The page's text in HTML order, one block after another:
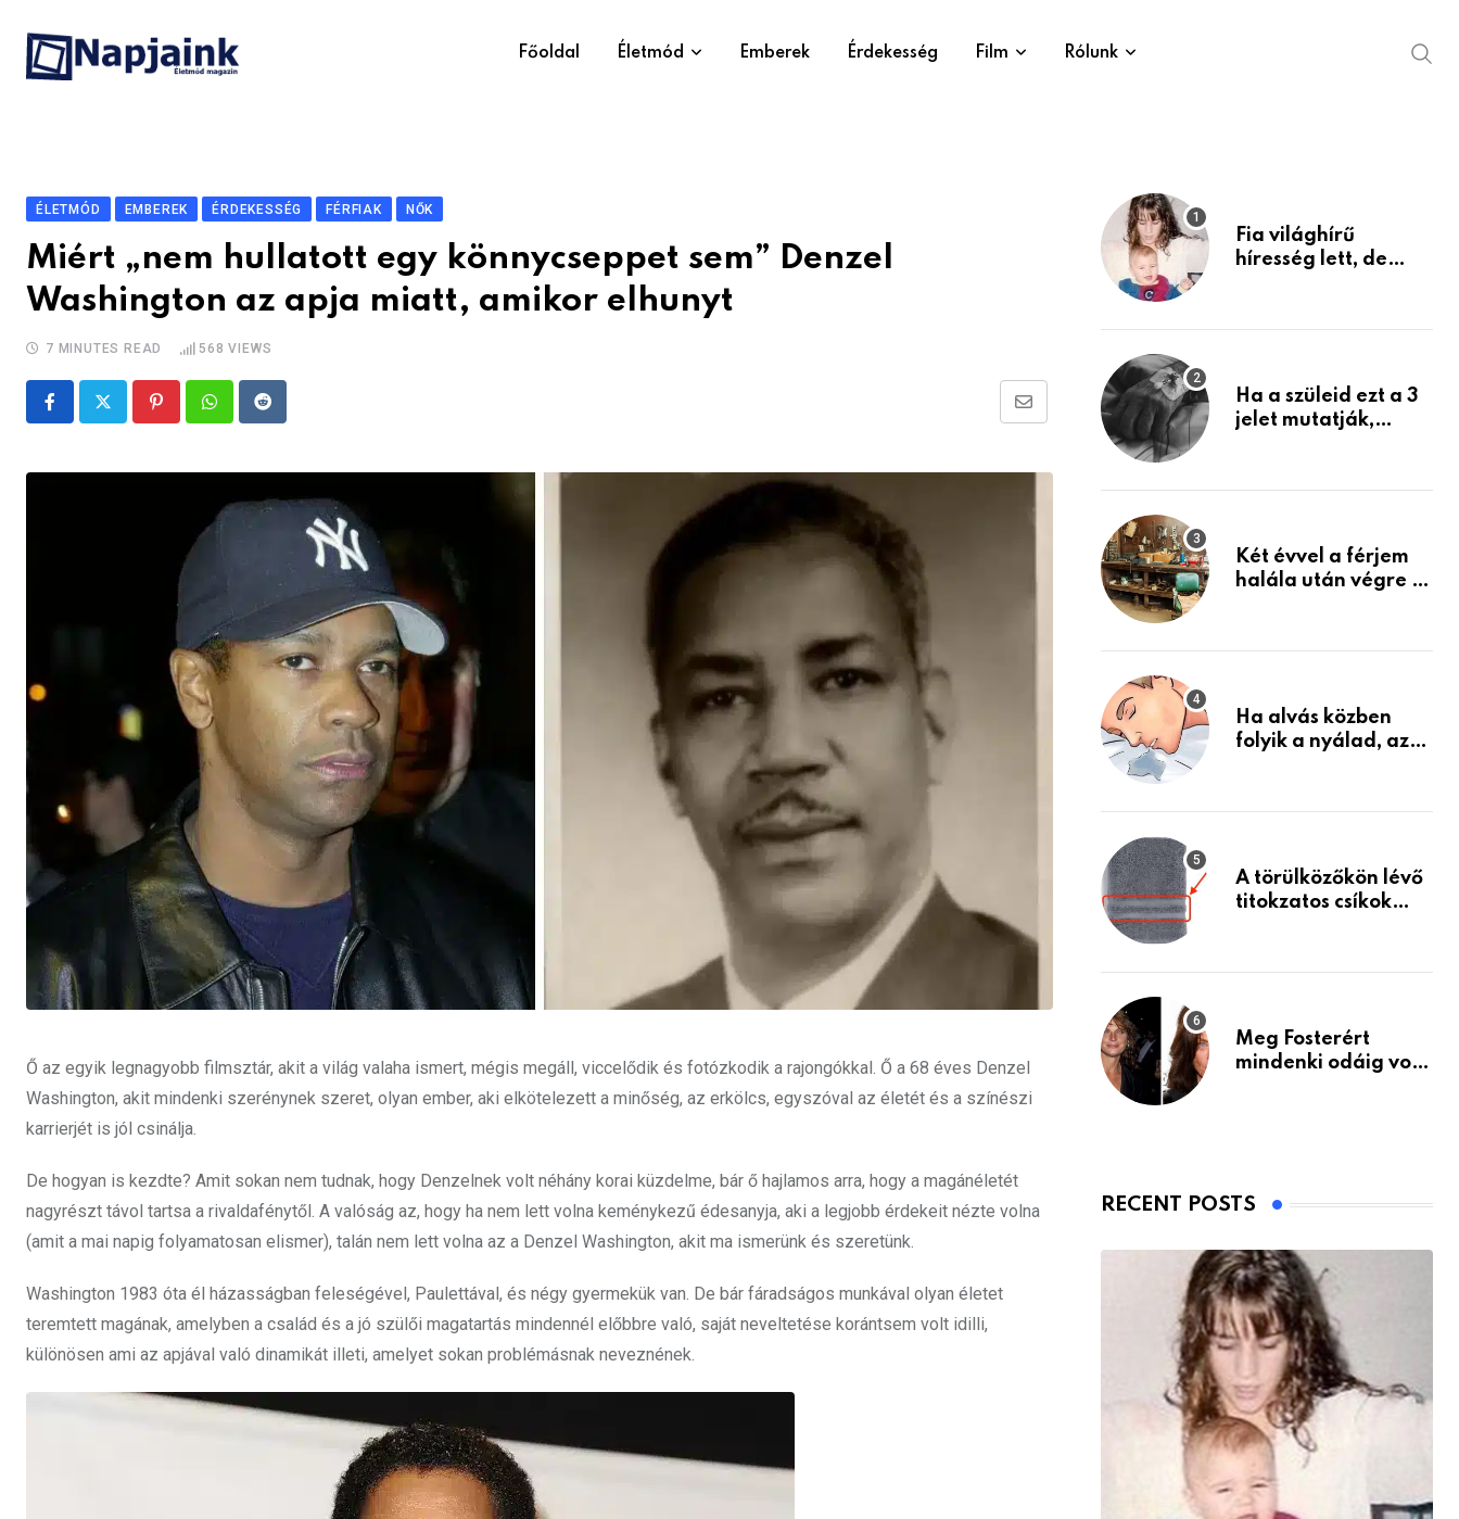
content
Főoldal Életmód Emberek Érdekesség Film Rólunk
ÉLETMÓD EMBEREK ÉRDEKESSÉG FÉRFIAK NŐK
Miért „nem hullatott egy könnycseppet sem” Denzel
Washington az apja miatt, amikor elhunyt
7 MINUTES READ 568 VIEWS
PinterestWhatsappReddit
Share
Email
Ő az egyik legnagyobb filmsztár, akit a világ valaha ismert, mégis megáll, viccelődik és fotózkodik a rajongókkal. Ő a 68 éves Denzel
Washington, akit mindenki szerénynek szeret, olyan ember, aki elkötelezett a minőség, az erkölcs, egyszóval az életét és a színészi
karrierjét is jól csinálja.
De hogyan is kezdte? Amit sokan nem tudnak, hogy Denzelnek volt néhány korai küzdelme, bár ő hajlamos arra, hogy a magánéletét
nagyrészt távol tartsa a rivaldafénytől. A valóság az, hogy ha nem lett volna keménykezű édesanyja, aki a legjobb érdekeit nézte volna
(amit a mai napig folyamatosan elismer), talán nem lett volna az a Denzel Washington, akit ma ismerünk és szeretünk.
Washington 1983 óta él házasságban feleségével, Paulettával, és négy gyermekük van. De bár fáradságos munkával olyan életet
teremtett magának, amelyben a család és a jó szülői magatartás mindennél előbbre való, saját neveltetése korántsem volt idilli,
különösen ami az apjával való dinamikát illeti, amelyet sokan problémásnak neveznének.
Fia világhírű
híresség lett, de
mint azt el tudnád
Ha a szüleid ezt a 3
jelet mutatják,
Készülj fel arra, ami
Két évvel a férjem
halála után végre át
holmiját – amit
életemet
Ha alvás közben
folyik a nyálad, az
A törülközőkön lévő
titokzatos csíkok
Meg Fosterért
mindenki odáig volt
RECENT POSTS